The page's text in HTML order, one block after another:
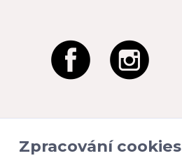
Zpracování cookies